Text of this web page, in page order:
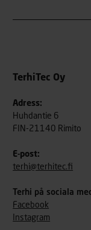
TerhiTec Oy
Adress:
Huhdantie 6
FIN-21140 Rimito
E-post:
terhi@terhitec.fi
Terhi på sociala
Facebook
Instagram